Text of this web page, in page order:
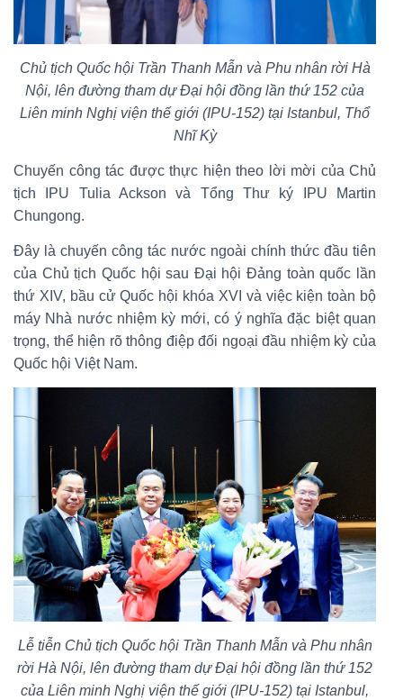
Chủ tịch Quốc hội Trần Thanh Mẫn và Phu nhân rời Hà
Nội, lên đường tham dự Đại hội đồng lần thứ 152 của
Liên minh Nghị viện thế giới (IPU-152) tại Istanbul, Thổ
Nhĩ Kỳ
Chuyến công tác được thực hiện theo lời mời của Chủ
tịch IPU Tulia Ackson và Tổng Thư ký IPU Martin
Chungong.
Đây là chuyến công tác nước ngoài chính thức đầu tiên
của Chủ tịch Quốc hội sau Đại hội Đảng toàn quốc lần
thứ XIV, bầu cử Quốc hội khóa XVI và việc kiện toàn bộ
máy Nhà nước nhiệm kỳ mới, có ý nghĩa đặc biệt quan
trọng, thể hiện rõ thông điệp đối ngoại đầu nhiệm kỳ của
Quốc hội Việt Nam.
Lễ tiễn Chủ tịch Quốc hội Trần Thanh Mẫn và Phu nhân
rời Hà Nội, lên đường tham dự Đại hội đồng lần thứ 152
của Liên minh Nghị viện thế giới (IPU-152) tại Istanbul,